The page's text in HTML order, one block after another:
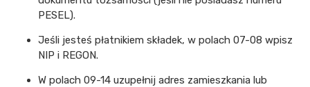
PESEL).
Jeśli jesteś płatnikiem składek, w polach 07-08 wpisz
NIP i REGON.
W polach 09-14 uzupełnij adres zamieszkania lub